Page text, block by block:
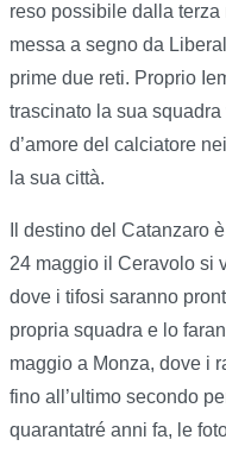
reso possibile dalla terza
messa a segno da
prime due reti. Proprio
trascinato la sua
d’amore del calciatore
la sua città.
Il destino del Catanzaro
24 maggio il Ceravolo si
dove i tifosi saranno
propria squadra e lo
maggio a Monza, dove i
fino all’ultimo secondo
quarantatré anni fa, le